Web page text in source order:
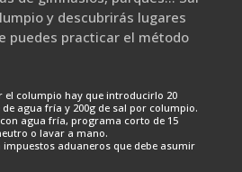
y descubrirás lugares
puedes practicar el método
el columpio hay que introducirlo 20
agua fría y 200g de sal por columpio.
agua fría, programa corto de 15
o lavar a mano.
aduaneros que debe asumir